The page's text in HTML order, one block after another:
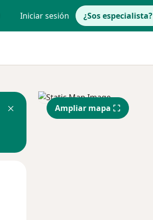
Iniciar sesión ¿Sos especialista?
Ampliar mapa